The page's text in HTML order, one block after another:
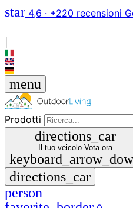
star 4,6 · +220 recensioni
menu
Prodotti
directions_car
Il tuo veicolo Vota ora
directions_car
person